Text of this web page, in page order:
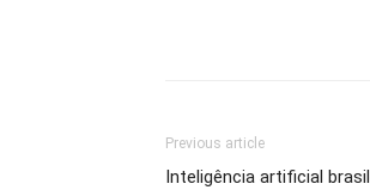
Previous article
Inteligência artificial